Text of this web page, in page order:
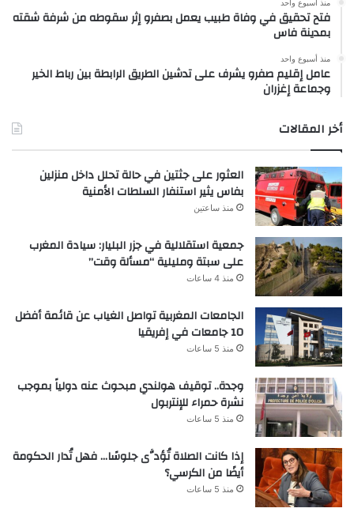
منذ أسبوع واحد
فتح تحقيق في وفاة طبيب يعمل بصفرو إثر سقوطه من شرفة شقته
بمدينة فاس
منذ أسبوع واحد
عامل إقليم صفرو يشرف على تدشين الطريق الرابطة بين رباط الخير
وجماعة إغزران
أخر المقالات
العثور على جثتين في حالة تحلل داخل منزلين
بفاس يثير استنفار السلطات الأمنية
منذ ساعتين
جمعية استقلالية في جزر البليار: سيادة المغرب
على سبتة ومليلية “مسألة وقت”
منذ 4 ساعات
الجامعات المغربية تواصل الغياب عن قائمة أفضل
10 جامعات في إفريقيا
منذ 5 ساعات
وجدة.. توقيف هولندي مبحوث عنه دولياً بموجب
نشرة حمراء للإنتربول
منذ 5 ساعات
إذا كانت الصلاة تُؤدَّى جلوسًا… فهل تُدار الحكومة
أيضًا من الكرسي؟
منذ 5 ساعات